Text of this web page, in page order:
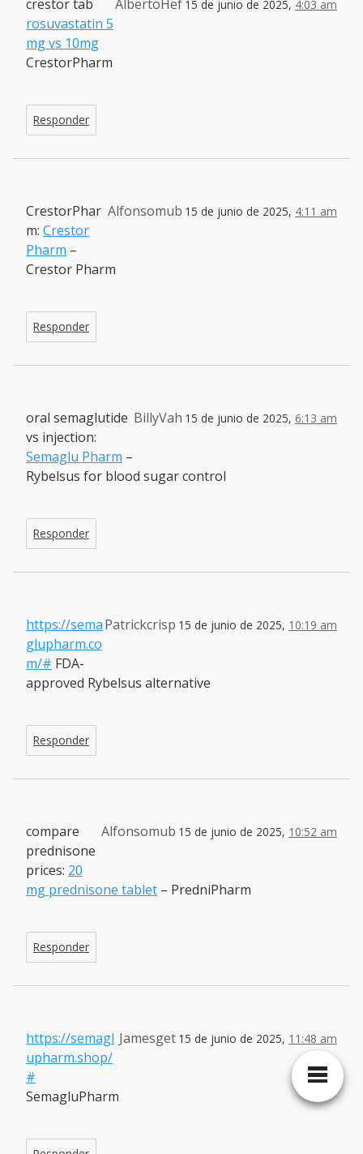
AlbertoHef 15 de junio de 2025, 4:03 am
crestor tab
rosuvastatin 5
mg vs 10mg
CrestorPharm
Responder
Alfonsomub 15 de junio de 2025, 4:11 am
CrestorPhar
m: Crestor
Pharm –
Crestor Pharm
Responder
BillyVah 15 de junio de 2025, 6:13 am
oral semaglutide
vs injection:
Semaglu Pharm –
Rybelsus for blood sugar control
Responder
Patrickcrisp 15 de junio de 2025, 10:19 am
https://sema
glupharm.co
m/# FDA-
approved Rybelsus alternative
Responder
Alfonsomub 15 de junio de 2025, 10:52 am
compare
prednisone
prices: 20
mg prednisone tablet – PredniPharm
Responder
Jamesget 15 de junio de 2025, 11:48 am
https://semagl
upharm.shop/
#
SemagluPharm